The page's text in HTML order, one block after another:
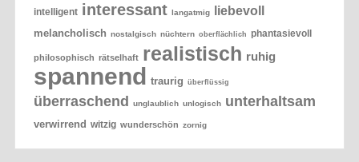
intelligent interessant langatmig liebevoll
melancholisch nostalgisch nüchtern oberflächlich phantasievoll
philosophisch rätselhaft realistisch ruhig
spannend traurig überflüssig
überraschend unglaublich unlogisch unterhaltsam
verwirrend witzig wunderschön zornig